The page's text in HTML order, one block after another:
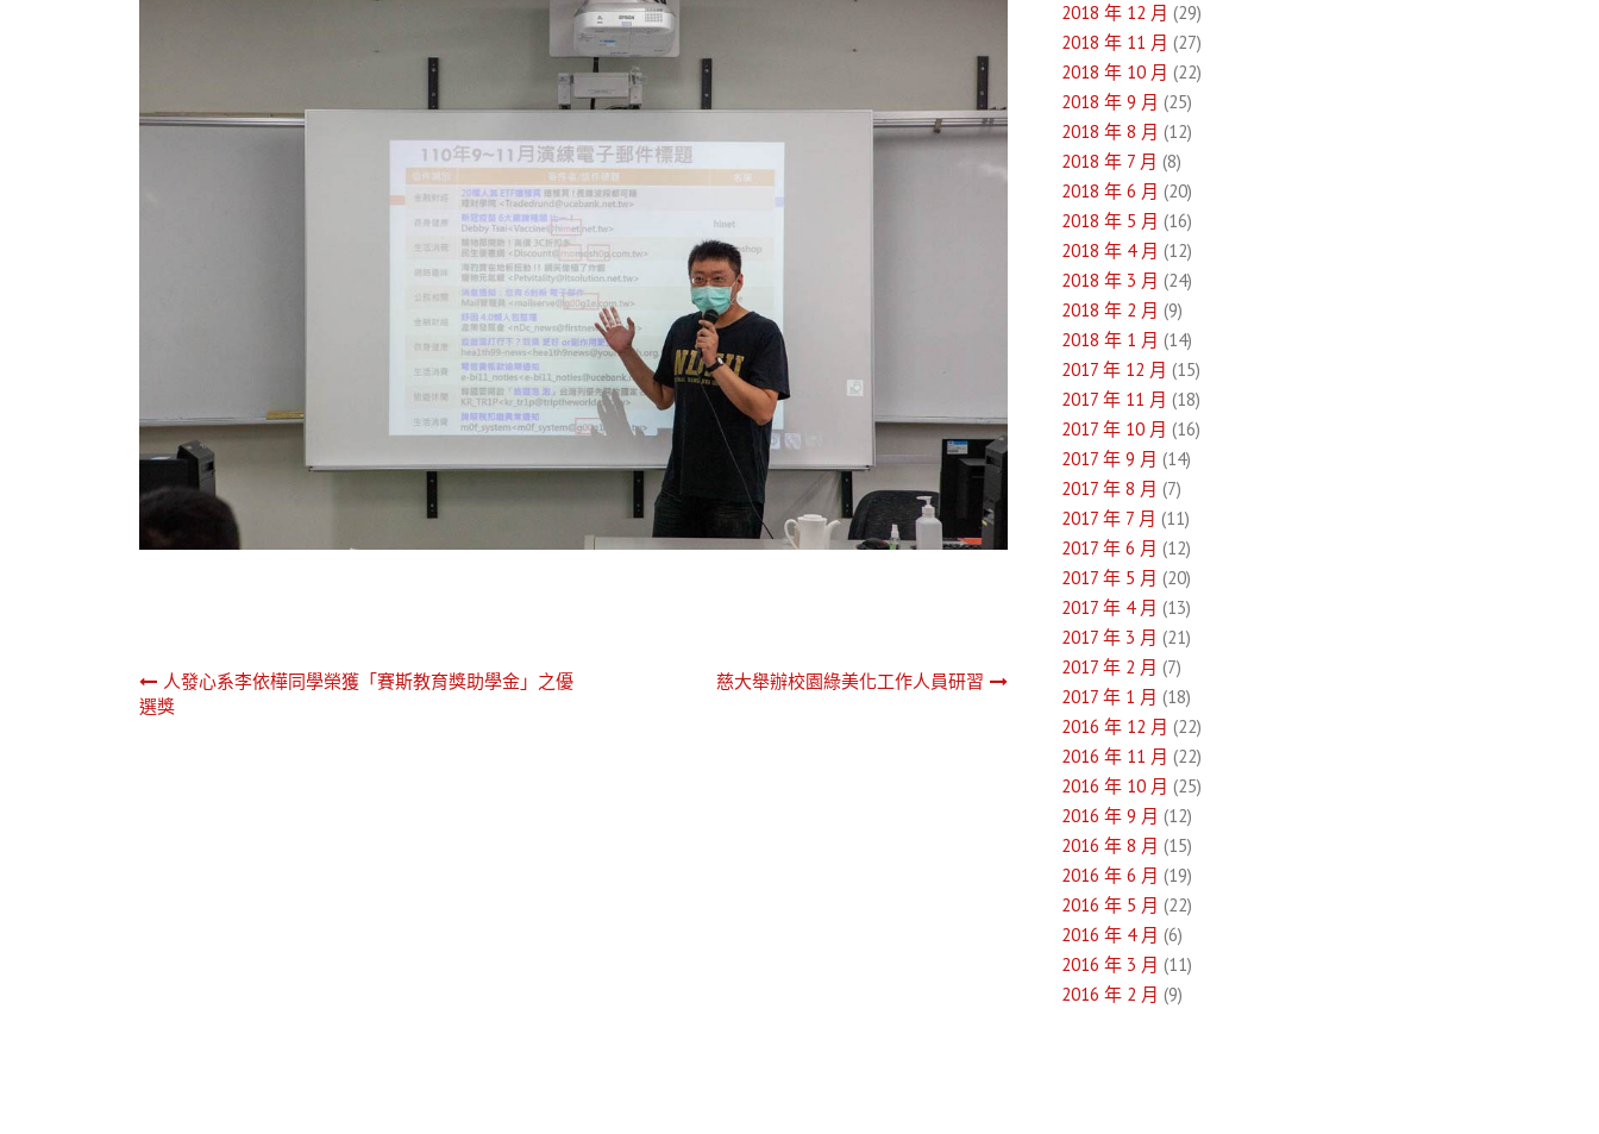
文人發心系李依樺同學榮獲「賽斯教育獎助學金」之優
選獎
慈大舉辦校園綠美化工作人員研習
2018 年 12 月 (29)
2018 年 11 月 (27)
2018 年 10 月 (22)
2018 年 9 月 (25)
2018 年 8 月 (12)
2018 年 7 月 (8)
2018 年 6 月 (20)
2018 年 5 月 (16)
2018 年 4 月 (12)
2018 年 3 月 (24)
2018 年 2 月 (9)
2018 年 1 月 (14)
2017 年 12 月 (15)
2017 年 11 月 (18)
2017 年 10 月 (16)
2017 年 9 月 (14)
2017 年 8 月 (7)
2017 年 7 月 (11)
2017 年 6 月 (12)
2017 年 5 月 (20)
2017 年 4 月 (13)
2017 年 3 月 (21)
2017 年 2 月 (7)
2017 年 1 月 (18)
2016 年 12 月 (22)
2016 年 11 月 (22)
2016 年 10 月 (25)
2016 年 9 月 (12)
2016 年 8 月 (15)
2016 年 6 月 (19)
2016 年 5 月 (22)
2016 年 4 月 (6)
2016 年 3 月 (11)
2016 年 2 月 (9)